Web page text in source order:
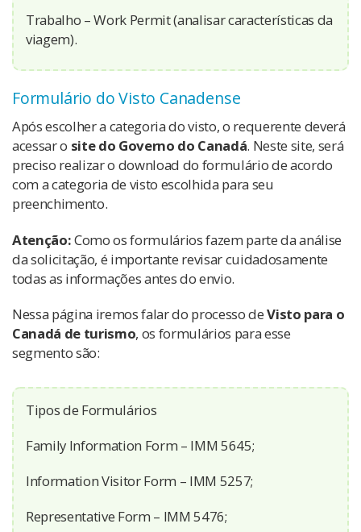
Trabalho – Work Permit (analisar características da
viagem).
Formulário do Visto Canadense
Após escolher a categoria do visto, o requerente deverá
acessar o site do Governo do Canadá. Neste site, será
preciso realizar o download do formulário de acordo
com a categoria de visto escolhida para seu
preenchimento.
Atenção:Como os formulários fazem parte da análise
da solicitação, é importante revisar cuidadosamente
todas as informações antes do envio.
Nessa página iremos falar do processo deVisto para o
Canadá de turismo, os formulários para esse
segmento são:
Tipos de Formulários
Family Information Form – IMM 5645;
Information Visitor Form – IMM 5257;
Representative Form – IMM 5476;